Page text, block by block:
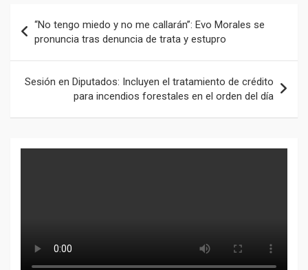
de
entradas
“No tengo miedo y no me callarán”: Evo Morales se
pronuncia tras denuncia de trata y estupro
Sesión en Diputados: Incluyen el tratamiento de crédito
para incendios forestales en el orden del día